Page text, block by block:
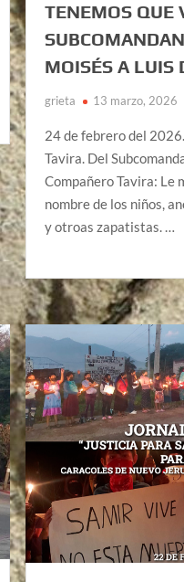
TENEMOS QUE
MOISÉS A LUIS
grieta 13 marzo, 2026
24 de febrero del
Tavira. Del
Compañero Tavira: Le
nombre de los niños,
y otroas zapatistas. …